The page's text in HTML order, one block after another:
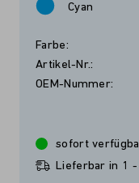
Cyan
Farbe:
Artikel-Nr.:
OEM-Nummer:
sofort
Lieferbar in 1 -